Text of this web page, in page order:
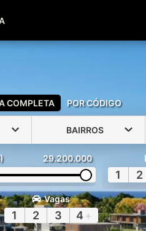
0039
COMPLETA POR CÓDIGO
BAIRROS
29.200.000
1 2
Vagas
1 2 3 4 +